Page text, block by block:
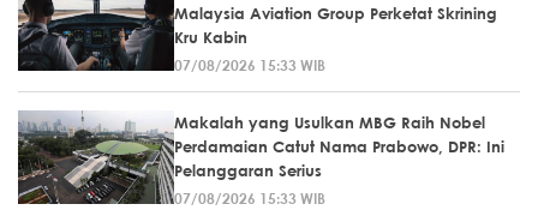
Malaysia Aviation Group Perketat Skrining
Kru Kabin
07/08/2026 15:33 WIB
Makalah yang Usulkan MBG Raih Nobel
Perdamaian Catut Nama Prabowo, DPR: Ini
Pelanggaran Serius
07/08/2026 15:33 WIB